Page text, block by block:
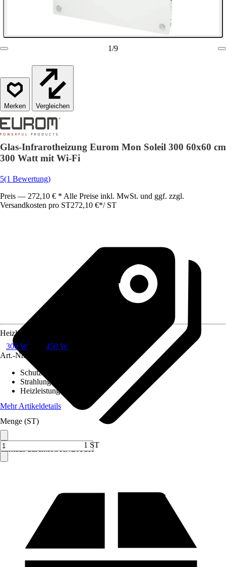
1/9
Vergleichen
Glas-Infrarotheizung Eurom Mon Soleil 300 60x60 cm
300 Watt mit Wi-Fi
5(1 Bewertung)
Preis — 272,10 € * Alle Preise inkl. MwSt. und ggf. zzgl.
Versandkosten pro ST272,10 €*/ ST
Verkauf durch:HORNBACH
Heizleistung
300 W
450 W
Art.-Nr.
Schutzart
Strahlungsart
Heizleistung
Mehr Artikeldetails
Menge (ST)
1 ST